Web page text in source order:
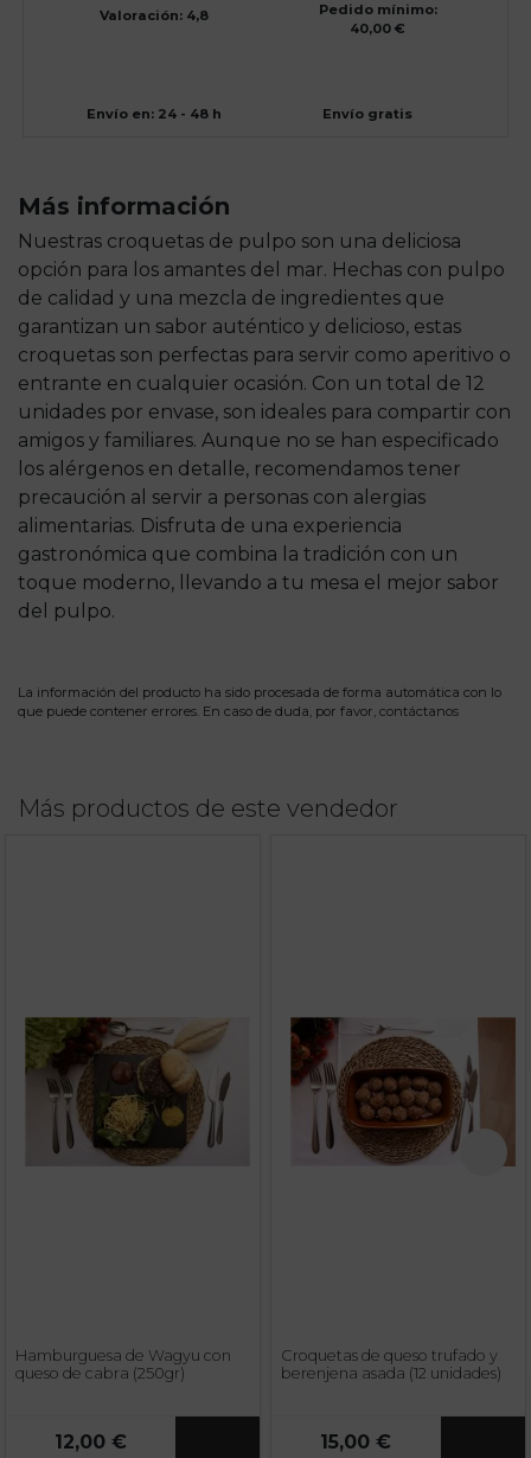
Valoración: 4,8
Pedido mínimo:
40,00 €
Envío en: 24 - 48 h Envío gratis
Más información
Nuestras croquetas de pulpo son una deliciosa
opción para los amantes del mar. Hechas con pulpo
de calidad y una mezcla de ingredientes que
garantizan un sabor auténtico y delicioso, estas
croquetas son perfectas para servir como aperitivo o
entrante en cualquier ocasión. Con un total de 12
unidades por envase, son ideales para compartir con
amigos y familiares. Aunque no se han especificado
los alérgenos en detalle, recomendamos tener
precaución al servir a personas con alergias
alimentarias. Disfruta de una experiencia
gastronómica que combina la tradición con un
toque moderno, llevando a tu mesa el mejor sabor
del pulpo.
La información del producto ha sido procesada de forma automática con lo
que puede contener errores. En caso de duda, por favor, contáctanos
Más productos de este vendedor
Hamburguesa de Wagyu con
queso de cabra (250gr)
12,00 €
Croquetas de queso trufado y
berenjena asada (12 unidades)
15,00 €